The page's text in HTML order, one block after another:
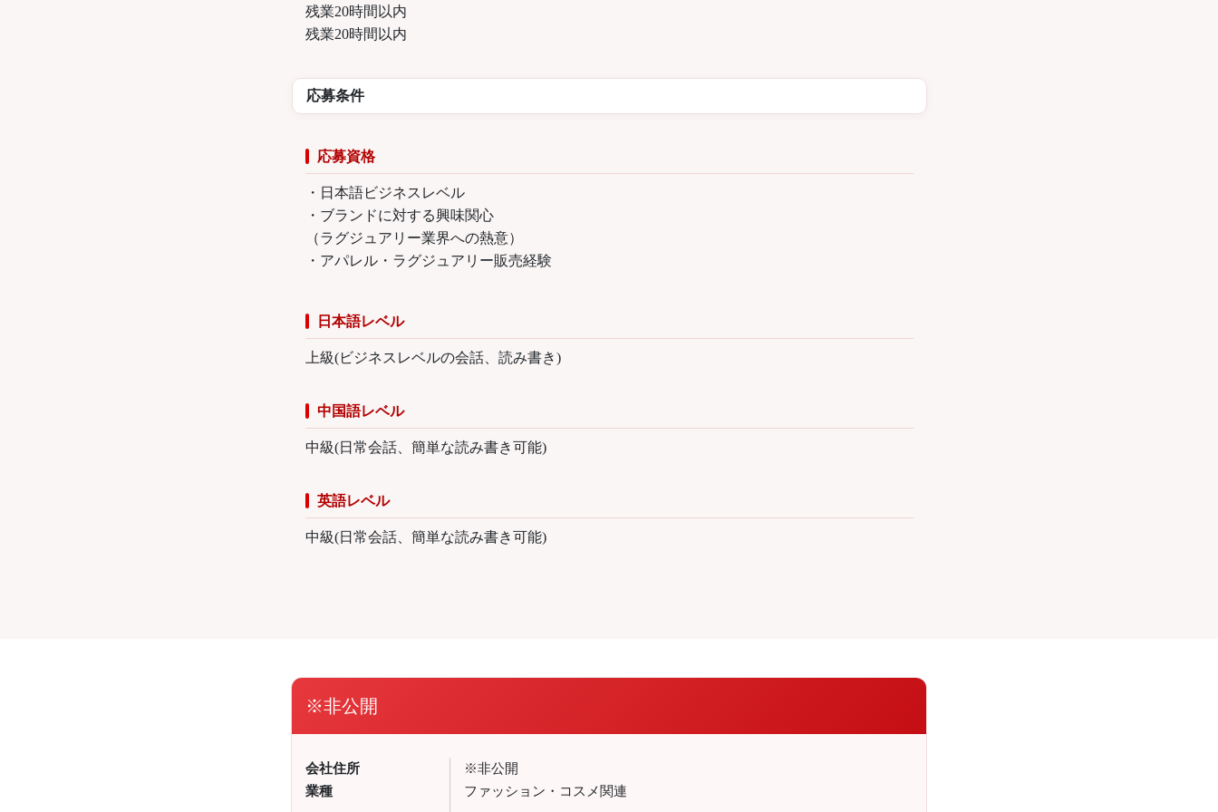
残業20時間以内
残業20時間以内
応募条件
応募資格
・日本語ビジネスレベル
・ブランドに対する興味関心
（ラグジュアリー業界への熱意）
・アパレル・ラグジュアリー販売経験
日本語レベル
上級(ビジネスレベルの会話、読み書き)
中国語レベル
中級(日常会話、簡単な読み書き可能)
英語レベル
中級(日常会話、簡単な読み書き可能)
※非公開
会社住所
※非公開
業種
ファッション・コスメ関連